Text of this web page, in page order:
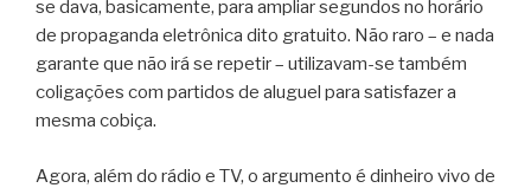
se dava, basicamente, para ampliar segundos no horário
de propaganda eletrônica dito gratuito. Não raro – e nada
garante que não irá se repetir – utilizavam-se também
coligações com partidos de aluguel para satisfazer a
mesma cobiça.
Agora, além do rádio e TV, o argumento é dinheiro vivo de